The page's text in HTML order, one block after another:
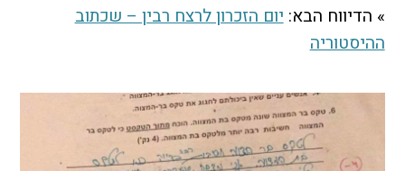
עבודה עם מורים
חזון החינוך החילוני
הצוות
» הדיווח הבא:יום הזכרון לרצח רבין – שכתוב
ההיסטוריה